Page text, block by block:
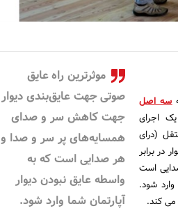
موثرترین راه عایق
صوتی جهت عایق‌بندی دیوار
جهت کاهش سر و صدای
همسایه‌های پر سر و صدا و
هر صدایی است که به
واسطه عایق نبودن دیوار
آپارتمان شما وارد شود.
سه اصل
اجرای
(درای
در برابر
است
شود.
می کند.